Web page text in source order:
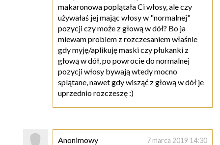
makaronowa poplątała Ci włosy, ale czy
używałaś jej mając włosy w "normalnej"
pozycji czy może z głową w dół? Bo ja
miewam problem z rozczesaniem właśnie
gdy myję/aplikuję maski czy płukanki z
głową w dół, po powrocie do normalnej
pozycji włosy bywają wtedy mocno
splątane, nawet gdy wisząć z głową w dół je
uprzednio rozczeszę :)
Anonimowy 7 marca 2019 14:30